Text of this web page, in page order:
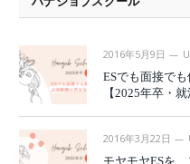
2016年5月9日
ESでも面接で
【2025年卒・
2016年3月22日
モヤモヤESを